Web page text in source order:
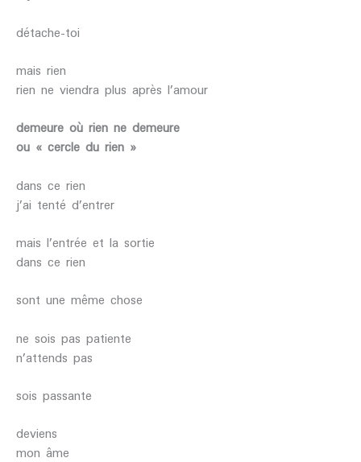
détache-toi
mais rien
rien ne viendra plus après l’amour
demeure où rien ne demeure
ou « cercle du rien »
dans ce rien
j’ai tenté d’entrer
mais l’entrée et la sortie
dans ce rien
sont une même chose
ne sois pas patiente
n’attends pas
sois passante
deviens
mon âme